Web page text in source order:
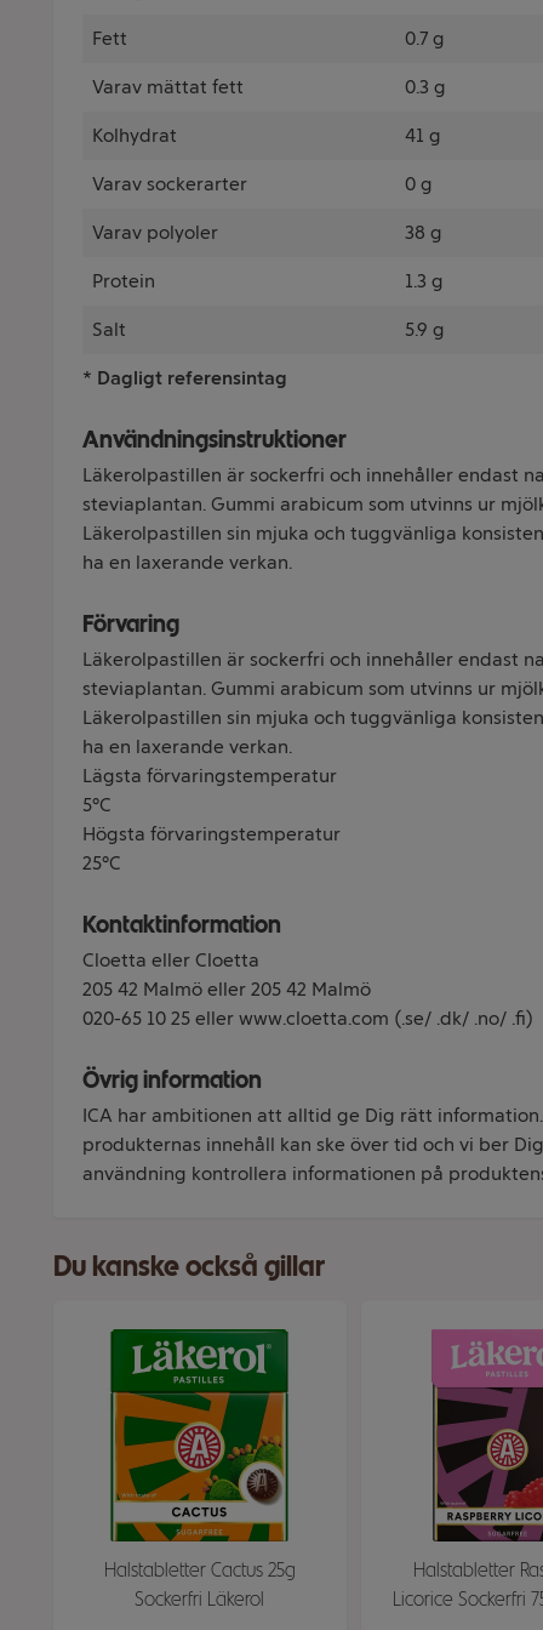
Fett 0.7 g
Varav mättat fett 0.3 g
Kolhydrat 41 g
Varav sockerarter 0 g
Varav polyoler 38 g
Protein 1.3 g
Salt 5.9 g
* Dagligt referensintag
Användningsinstruktioner
Läkerolpastillen är sockerfri och innehåller endast
steviaplantan. Gummi arabicum som utvinns ur
Läkerolpastillen sin mjuka och tuggvänliga
ha en laxerande verkan.
Förvaring
Läkerolpastillen är sockerfri och innehåller endast
steviaplantan. Gummi arabicum som utvinns ur
Läkerolpastillen sin mjuka och tuggvänliga
ha en laxerande verkan.
Lägsta förvaringstemperatur
5°C
Högsta förvaringstemperatur
25°C
Kontaktinformation
Cloetta eller Cloetta
205 42 Malmö eller 205 42 Malmö
020-65 10 25 eller www.cloetta.com (.se/ .dk/ .no/ .fi)
Övrig information
ICA har ambitionen att alltid ge Dig rätt
produkternas innehåll kan ske över tid och vi ber
användning kontrollera informationen på
Du kanske också gillar
Halstabletter Cactus 25g
Sockerfri Läkerol
Halstabletter
Licorice Sockerfri